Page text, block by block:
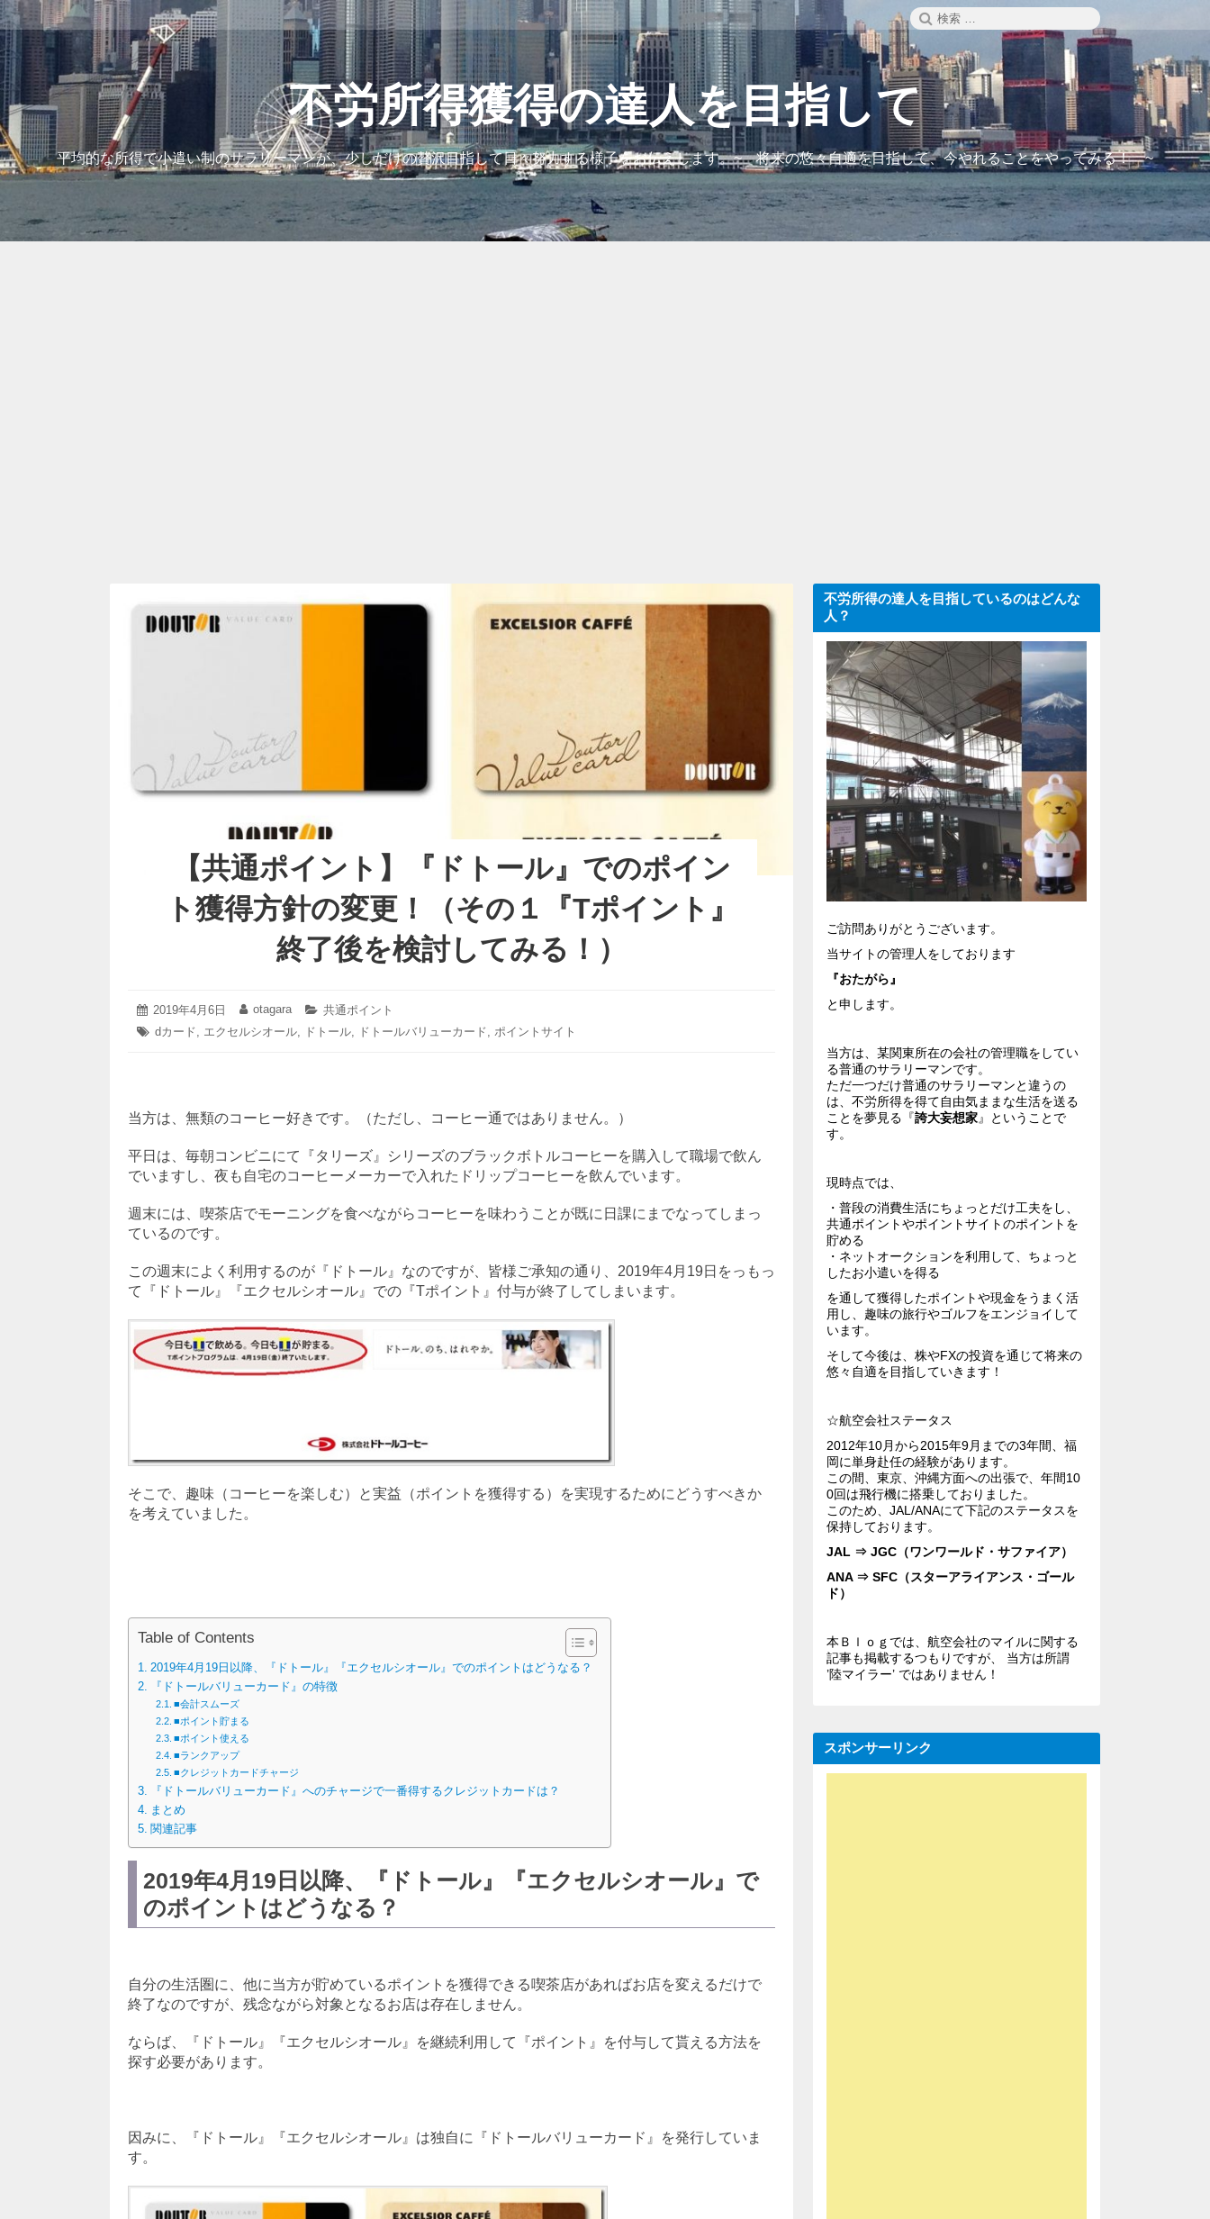
コ
ン
テ
ン
ツ
へ
ス
キ
ッ
プ
検
索:
索
不労所得獲得の達人を目指して
平均的な所得で小遣い制のサラリーマンが、少しだけの贅沢目指して日々努力する様子をお伝えします。~ 将来の悠々自適を目指して、今やれることをやってみる！ ~
【共通ポイント】『ドトール』でのポイン
ト獲得方針の変更！（その１『Tポイント』
終了後を検討してみる！）
投
稿
2019年4月6日
2019
4
投
稿
otagara
カ
共通ポイント
タ
dカード, エクセルシオール, ドトール, ドトールバリューカード, ポイントサイト
当方は、無類のコーヒー好きです。（ただし、コーヒー通ではありません。）
平日は、毎朝コンビニにて『タリーズ』シリーズのブラックボトルコーヒーを購入して職場で飲ん
でいますし、夜も自宅のコーヒーメーカーで入れたドリップコーヒーを飲んでいます。
週末には、喫茶店でモーニングを食べながらコーヒーを味わうことが既に日課にまでなってしまっ
ているのです。
この週末によく利用するのが『ドトール』なのですが、皆様ご承知の通り、2019年4月19日をっもっ
て『ドトール』『エクセルシオール』での『Tポイント』付与が終了してしまいます。
そこで、趣味（コーヒーを楽しむ）と実益（ポイントを獲得する）を実現するためにどうすべきか
を考えていました。
Table of Contents
2019年4月19日以降、『ドトール』『エクセルシオール』でのポイントはどうなる？
『ドトールバリューカード』の特徴
■会計スムーズ
■ポイント貯まる
■ポイント使える
■ランクアップ
■クレジットカードチャージ
『ドトールバリューカード』へのチャージで一番得するクレジットカードは？
まとめ
関連記事
2019年4月19日以降、『ドトール』『エクセルシオール』で
のポイントはどうなる？
自分の生活圏に、他に当方が貯めているポイントを獲得できる喫茶店があればお店を変えるだけで
終了なのですが、残念ながら対象となるお店は存在しません。
ならば、『ドトール』『エクセルシオール』を継続利用して『ポイント』を付与して貰える方法を
探す必要があります。
因みに、『ドトール』『エクセルシオール』は独自に『ドトールバリューカード』を発行していま
す。
不労所得の達人を目指しているのはどんな
人？
ご訪問ありがとうございます。
当サイトの管理人をしております
『おたがら』
と申します。
当方は、某関東所在の会社の管理職をしてい
る普通のサラリーマンです。
ただ一つだけ普通のサラリーマンと違うの
は、不労所得を得て自由気ままな生活を送る
ことを夢見る『誇大妄想家』ということで
す。
現時点では、
・普段の消費生活にちょっとだけ工夫をし、
共通ポイントやポイントサイトのポイントを
貯める
・ネットオークションを利用して、ちょっと
したお小遣いを得る
を通して獲得したポイントや現金をうまく活
用し、趣味の旅行やゴルフをエンジョイして
います。
そして今後は、株やFXの投資を通じて将来の
悠々自適を目指していきます！
☆航空会社ステータス
2012年10月から2015年9月までの3年間、福
岡に単身赴任の経験があります。
この間、東京、沖縄方面への出張で、年間10
0回は飛行機に搭乗しておりました。
このため、JAL/ANAにて下記のステータスを
保持しております。
JAL ⇒ JGC（ワンワールド・サファイア）
ANA ⇒ SFC（スターアライアンス・ゴール
ド）
本Ｂｌｏｇでは、航空会社のマイルに関する
記事も掲載するつもりですが、 当方は所謂
’陸マイラー’ ではありません！
スポンサーリンク